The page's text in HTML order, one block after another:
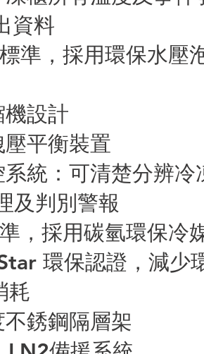
資料
準，採用環保水壓
設計
平衡裝置
統：可清楚分辨冷
及判別警報
，採用碳氫環保冷
環保認證，減少
耗
銹鋼隔層架